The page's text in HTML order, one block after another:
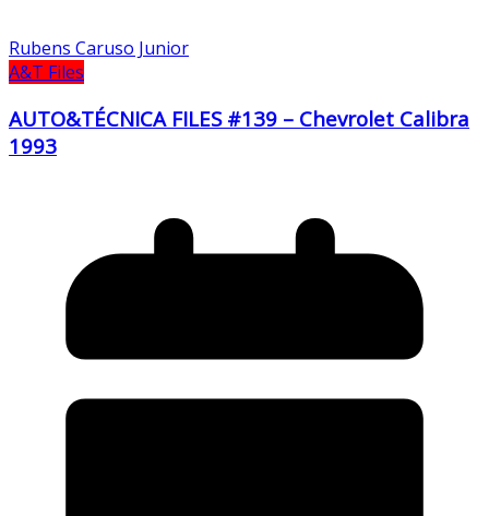
Rubens Caruso Junior
A&T Files
AUTO&TÉCNICA FILES #139 – Chevrolet Calibra
1993